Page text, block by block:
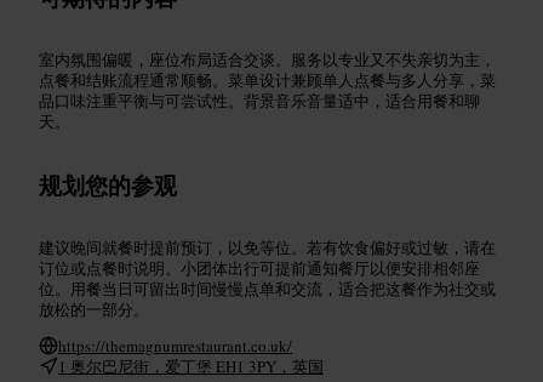
室内氛围偏暖，座位布局适合交谈。服务以专业又不失亲切为主，
点餐和结账流程通常顺畅。菜单设计兼顾单人点餐与多人分享，菜
品口味注重平衡与可尝试性。背景音乐音量适中，适合用餐和聊
天。
规划您的参观
建议晚间就餐时提前预订，以免等位。若有饮食偏好或过敏，请在
订位或点餐时说明。小团体出行可提前通知餐厅以便安排相邻座
位。用餐当日可留出时间慢慢点单和交流，适合把这餐作为社交或
放松的一部分。
https://themagnumrestaurant.co.uk/
1 奥尔巴尼街，爱丁堡 EH1 3PY，英国